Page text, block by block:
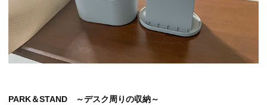
PARK＆STAND ～デスク周りの収納～